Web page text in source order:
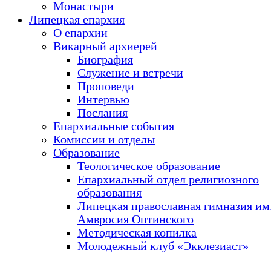
Монастыри
Липецкая епархия
О епархии
Викарный архиерей
Биография
Служение и встречи
Проповеди
Интервью
Послания
Епархиальные события
Комиссии и отделы
Образование
Теологическое образование
Епархиальный отдел религиозного
образования
Липецкая православная гимназия
Амвросия Оптинского
Методическая копилка
Молодежный клуб «Экклезиаст»